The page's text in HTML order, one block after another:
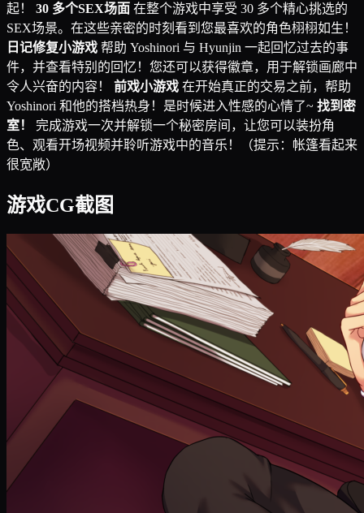
起！ 30 多个SEX场面 在整个游戏中享受 30 多个精心挑选的
SEX场景。在这些亲密的时刻看到您最喜欢的角色栩栩如生！
日记修复小游戏 帮助 Yoshinori 与 Hyunjin 一起回忆过去的事
件，并查看特别的回忆！您还可以获得徽章，用于解锁画廊中
令人兴奋的内容！ 前戏小游戏 在开始真正的交易之前，帮助
Yoshinori 和他的搭档热身！是时候进入性感的心情了~ 找到密
室！
完成游戏一次并解锁一个秘密房间，让您可以装扮角
色、观看开场视频并聆听游戏中的音乐！（提示：帐篷看起来
很宽敞）
游戏CG截图